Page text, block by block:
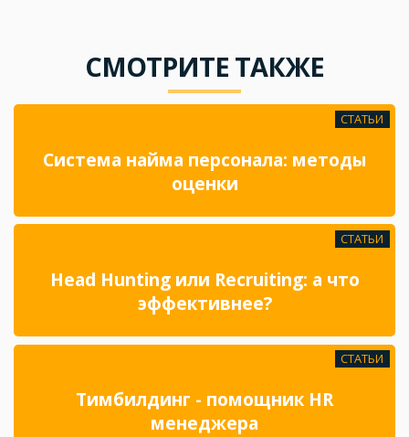
СМОТРИТЕ ТАКЖЕ
СТАТЬИ
Система найма персонала: методы
оценки
СТАТЬИ
Head Hunting или Recruiting: а что
эффективнее?
СТАТЬИ
Тимбилдинг - помощник HR
менеджера